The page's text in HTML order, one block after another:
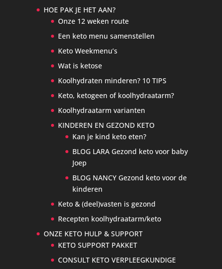
HOE PAK JE HET AAN?
Onze 12 weken route
Een keto menu samenstellen
Keto Weekmenu’s
Wat is ketose
Koolhydraten minderen? 10 TIPS
Keto, ketogeen of koolhydraatarm?
Koolhydraatarm varianten
KINDEREN EN GEZOND KETO
Kan je kind keto eten?
BLOG LARA Gezond keto voor baby
Joep
BLOG NANCY Gezond keto voor de
kinderen
Keto & (deel)vasten is gezond
Recepten koolhydraatarm/keto
ONZE KETO HULP & SUPPORT
KETO SUPPORT PAKKET
CONSULT KETO VERPLEEGKUNDIGE